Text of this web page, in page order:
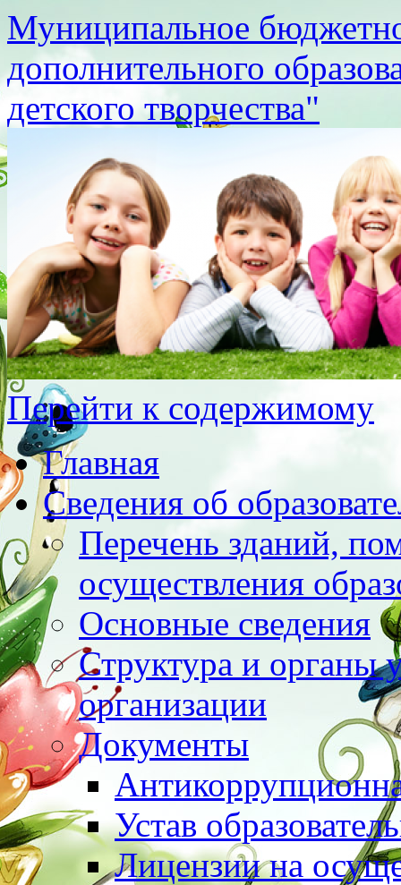
Муниципальное
дополнительного
детского творчества"
Перейти к содержимому
Главная
Сведения об
Перечень зданий,
осуществления
Основные сведения
Структура и органы
организации
Документы
Устав
Лицензии на